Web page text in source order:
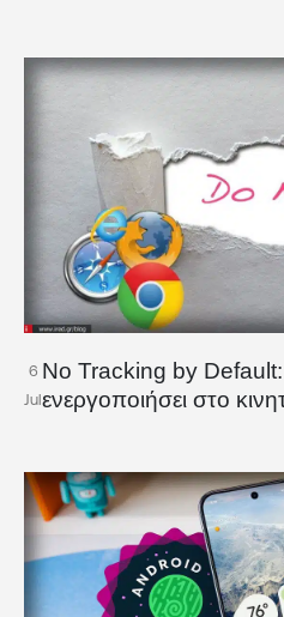
6
Jul
No Tracking by
ενεργοποιήσει στο